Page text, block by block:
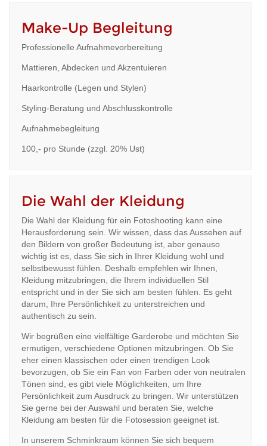
Make-Up Begleitung
Professionelle Aufnahmevorbereitung
Mattieren, Abdecken und Akzentuieren
Haarkontrolle (Legen und Stylen)
Styling-Beratung und Abschlusskontrolle
Aufnahmebegleitung
100,- pro Stunde (zzgl. 20% Ust)
Die Wahl der Kleidung
Die Wahl der Kleidung für ein Fotoshooting kann eine
Herausforderung sein. Wir wissen, dass das Aussehen auf
den Bildern von großer Bedeutung ist, aber genauso
wichtig ist es, dass Sie sich in Ihrer Kleidung wohl und
selbstbewusst fühlen. Deshalb empfehlen wir Ihnen,
Kleidung mitzubringen, die Ihrem individuellen Stil
entspricht und in der Sie sich am besten fühlen. Es geht
darum, Ihre Persönlichkeit zu unterstreichen und
authentisch zu sein.
Wir begrüßen eine vielfältige Garderobe und möchten Sie
ermutigen, verschiedene Optionen mitzubringen. Ob Sie
eher einen klassischen oder einen trendigen Look
bevorzugen, ob Sie ein Fan von Farben oder von neutralen
Tönen sind, es gibt viele Möglichkeiten, um Ihre
Persönlichkeit zum Ausdruck zu bringen. Wir unterstützen
Sie gerne bei der Auswahl und beraten Sie, welche
Kleidung am besten für die Fotosession geeignet ist.
In unserem Schminkraum können Sie sich bequem